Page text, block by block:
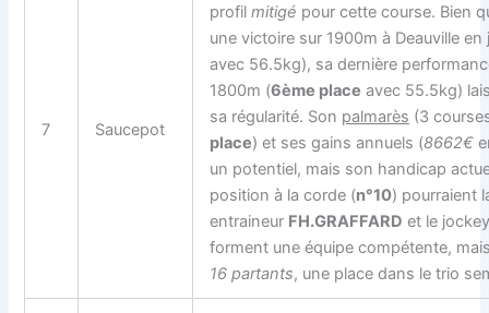
7 Saucepot
profilmitigé pour cette course. Bien
une victoire sur 1900m à Deauville en
avec 56.5kg), sa dernière
1800m (6ème place avec 55.5kg)
sa régularité. Son palmarès (3
place) et ses gains annuels (8662€
un potentiel, mais son handicap
position à la corde (n°10) pourraient
entraineur FH.GRAFFARD et le
forment une équipe compétente,
16 partants, une place dans le trio